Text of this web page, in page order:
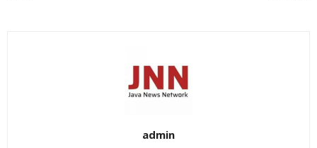
admin